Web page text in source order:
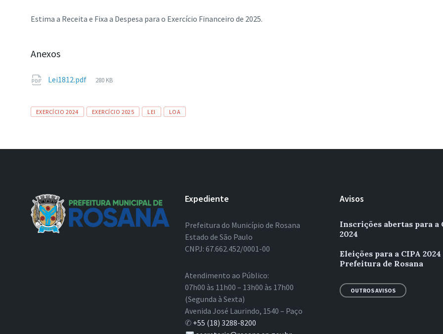
Estima a Receita e Fixa a Despesa para o Exercício Financeiro de 2025.
Anexos
Lei1812.pdf
Tamanho
280 KB
Tags
EXERCÍCIO 2024 EXERCÍCIO 2025 LEI LOA
Expediente
Prefeitura do Município de Rosana
Estado de São Paulo
CNPJ: 67.662.452/0001-00
Atendimento ao Público:
07h00 às 11h00 – 13h00 às 17h00
(Segunda à Sexta)
Avenida José Laurindo, 1540 – Paço
✆ +55 (18) 3288-8200
Avisos
Inscrições abertas para a
2024
Eleições para a CIPA 2024
Prefeitura de Rosana
OUTROS AVISOS